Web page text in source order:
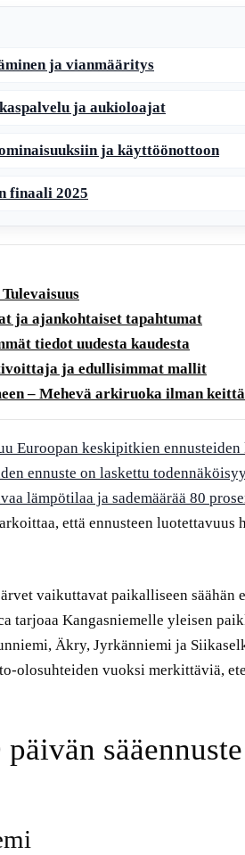
ja vianmääritys
ja aukioloajat
ja käyttöönottoon
finaali 2025
ja ajankohtaiset tapahtumat
tiedot uudesta kaudesta
ja edullisimmat mallit
– Mehevä arkiruoka ilman
Euroopan keskipitkien ennusteiden
ennuste on laskettu
lämpötilaa ja sademäärää 80
että ennusteen luotettavuus
vaikuttavat paikalliseen säähän
tarjoaa Kangasniemelle yleisen
Äkry, Jyrkänniemi ja
olosuhteiden vuoksi merkittäviä,
sääennuste